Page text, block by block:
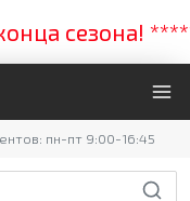
сезона!
пн-пт 9:00-16:45